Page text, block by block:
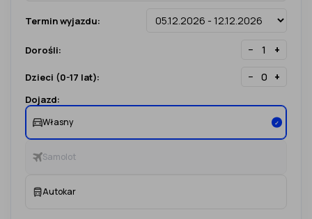
Termin wyjazdu:
Dorośli: − +
Dzieci (0-17 lat): − +
Dojazd:
Własny ✓
Samolot
Autokar